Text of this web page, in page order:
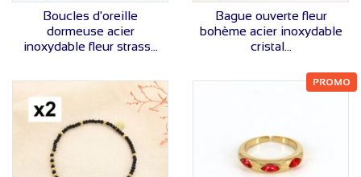
VOIR LE PRIX
Boucles d'oreille
dormeuse acier
inoxydable fleur strass...
VOIR LE PRIX
Bague ouverte fleur
bohème acier inoxydable
cristal...
PROMO